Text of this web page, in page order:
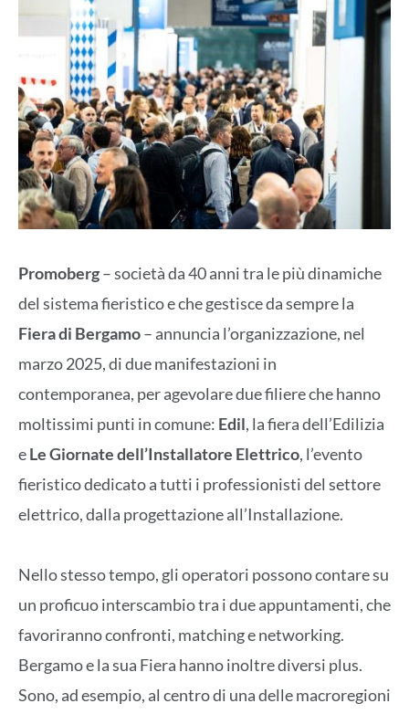
Promoberg– società da 40 anni tra le più dinamiche
del sistema fieristico e che gestisce da sempre la
Fiera di Bergamo– annuncia l’organizzazione, nel
marzo 2025, di due manifestazioni in
contemporanea, per agevolare due filiere che hanno
moltissimi punti in comune: Edil, la fiera dell’Edilizia
eLe Giornate dell’Installatore Elettrico, l’evento
fieristico dedicato a tutti i professionisti del settore
elettrico, dalla progettazione all’Installazione.
Nello stesso tempo, gli operatori possono contare su
un proficuo interscambio tra i due appuntamenti, che
favoriranno confronti, matching e networking.
Bergamo e la sua Fiera hanno inoltre diversi plus.
Sono, ad esempio, al centro di una delle macroregioni